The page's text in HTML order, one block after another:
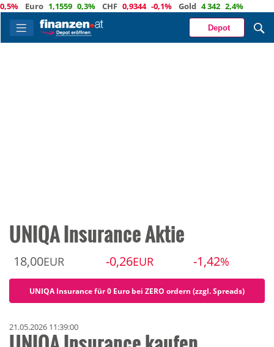
Euro 1,1559 0,3% CHF 0,9344 -0,1% Gold 4 342 2,4%
Depot
UNIQA Insurance Aktie
18,00EUR -0,26EUR -1,42%
UNIQA Insurance für 0 Euro bei ZERO ordern (zzgl. Spreads)
21.05.2026 11:39:00